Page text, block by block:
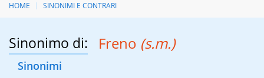
HOME SINONIMI E CONTRARI
Sinonimo di: Freno (s.m.)
Sinonimi